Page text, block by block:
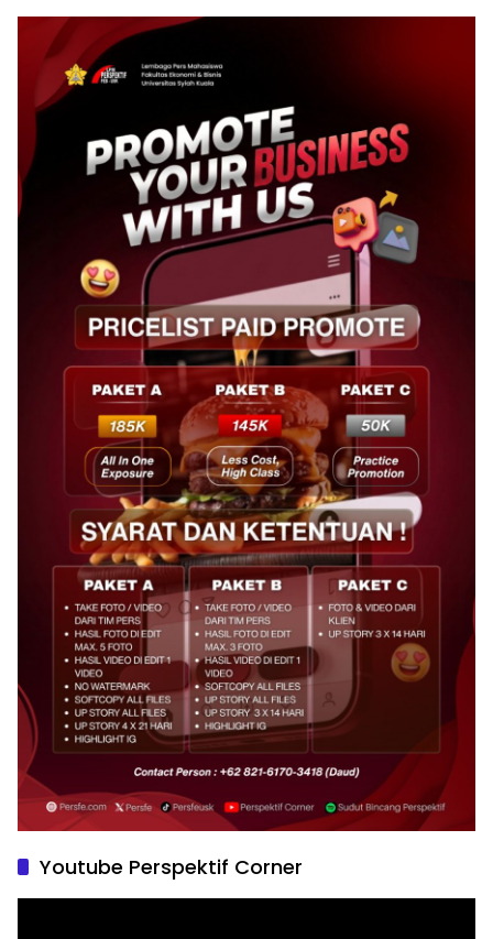
Youtube Perspektif Corner